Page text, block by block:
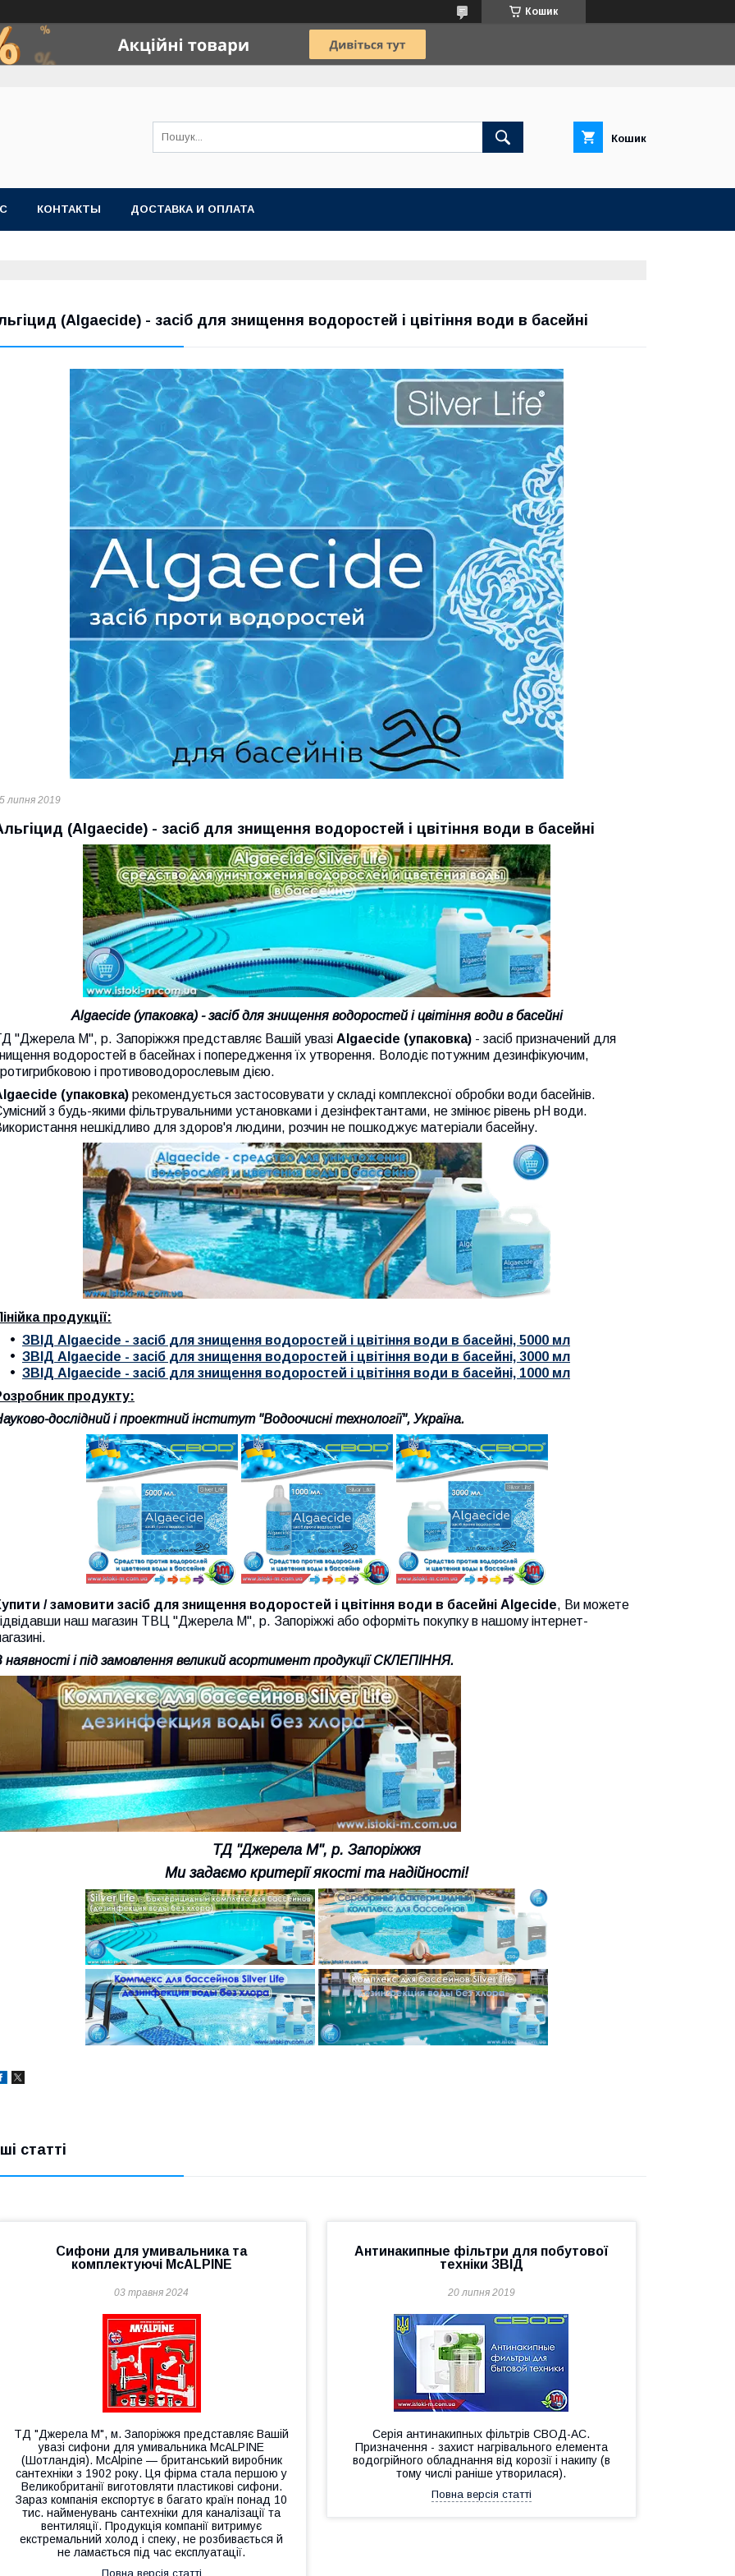
Кошик
Кошик
КОНТАКТЫ ДОСТАВКА И ОПЛАТА
(Algaecide) - засіб для знищення водоростей і цвітіння води в басейні
липня 2019
(Algaecide) - засіб для знищення водоростей і цвітіння води в басейні
Algaecide (упаковка) - засіб для знищення водоростей і цвітіння води в басейні
"Джерела М", р. Запоріжжя представляє Вашій увазі Algaecide (упаковка) - засіб призначений для
водоростей в басейнах і попередження їх утворення. Володіє потужним дезинфікуючим,
і противоводорослевым дією.
(упаковка) рекомендується застосовувати у складі комплексної обробки води басейнів.
з будь-якими фільтрувальними установками і дезінфектантами, не змінює рівень рН води.
нешкідливо для здоров'я людини, розчин не пошкоджує матеріали басейну.
продукції:
ЗВІД Algaecide - засіб для знищення водоростей і цвітіння води в басейні, 5000 мл
ЗВІД Algaecide - засіб для знищення водоростей і цвітіння води в басейні, 3000 мл
ЗВІД Algaecide - засіб для знищення водоростей і цвітіння води в басейні, 1000 мл
продукту:
дослідний і проектний інститут "Водоочисні технології", Україна.
/ замовити засіб для знищення водоростей і цвітіння води в басейні Algecide, Ви можете
наш магазин ТВЦ "Джерела М", р. Запоріжжі або оформіть покупку в нашому інтернет-
наявності і під замовлення великий асортимент продукції СКЛЕПІННЯ.
ТД "Джерела М", р. Запоріжжя
Ми задаємо критерії якості та надійності!
статті
Сифони для умивальника та
комплектуючі McALPINE
03 травня 2024
ТД "Джерела М", м. Запоріжжя представляє Вашій
увазі сифони для умивальника McALPINE
(Шотландія). McAlpine — британський виробник
сантехніки з 1902 року. Ця фірма стала першою у
Великобританії виготовляти пластикові сифони.
Зараз компанія експортує в багато країн понад 10
тис. найменувань сантехніки для каналізації та
вентиляції. Продукція компанії витримує
екстремальний холод і спеку, не розбивається й
не ламається під час експлуатації.
Повна версія статті
Антинакипные фільтри для побутової
техніки ЗВІД
20 липня 2019
Серія антинакипных фільтрів СВОД-АС.
Призначення - захист нагрівального елемента
водогрійного обладнання від корозії і накипу (в
тому числі раніше утворилася).
Повна версія статті